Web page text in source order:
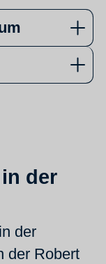
der
der
der Robert